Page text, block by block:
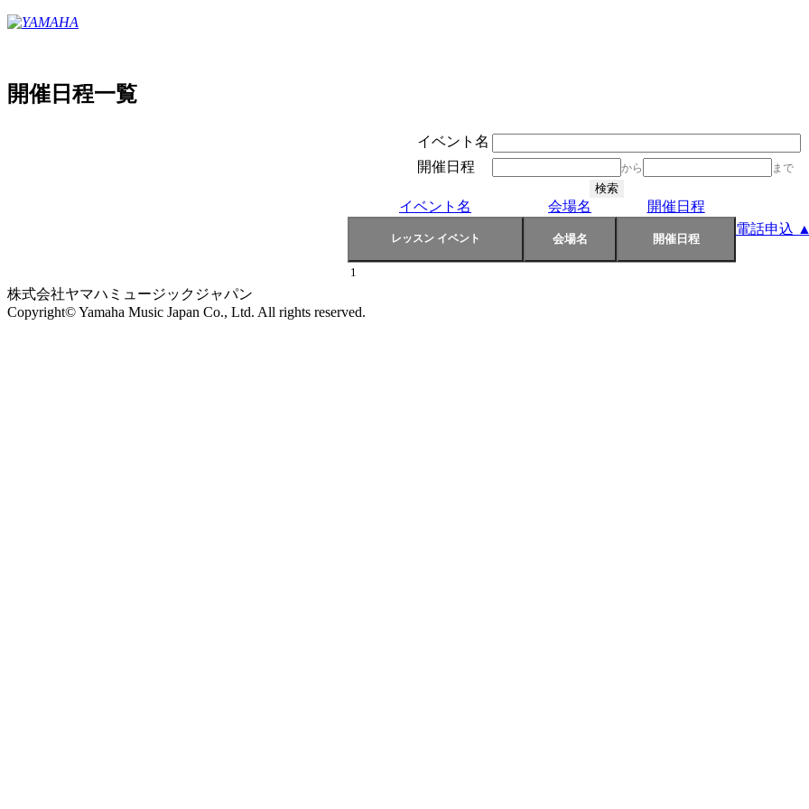
開催日程一覧
イベント名
開催日程
から まで
イベント名 会場名
開催日程
電話申込 ▲
1
株式会社ヤマハミュージックジャパン
Copyright© Yamaha Music Japan Co., Ltd. All rights reserved.